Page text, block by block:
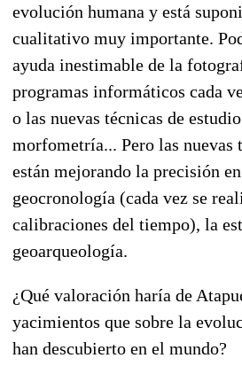
evolución humana y está
cualitativo muy importante.
ayuda inestimable de la
programas informáticos cada
o las nuevas técnicas de
morfometría... Pero las nuevas
están mejorando la precisión
geocronología (cada vez se
calibraciones del tiempo), la
geoarqueología.
¿Qué valoración haría de
yacimientos que sobre la
han descubierto en el mundo?